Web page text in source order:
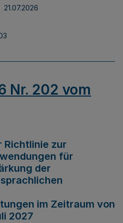
21.07.2026
Nr. 202 vom
Richtlinie zur
für
der
im Zeitraum von
2027